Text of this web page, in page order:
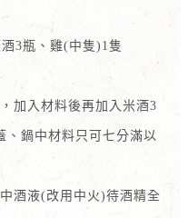
3瓶、雞(中隻)1隻
加入材料後再加入米酒3
、鍋中材料只可七分滿以
酒液(改用中火)待酒精全